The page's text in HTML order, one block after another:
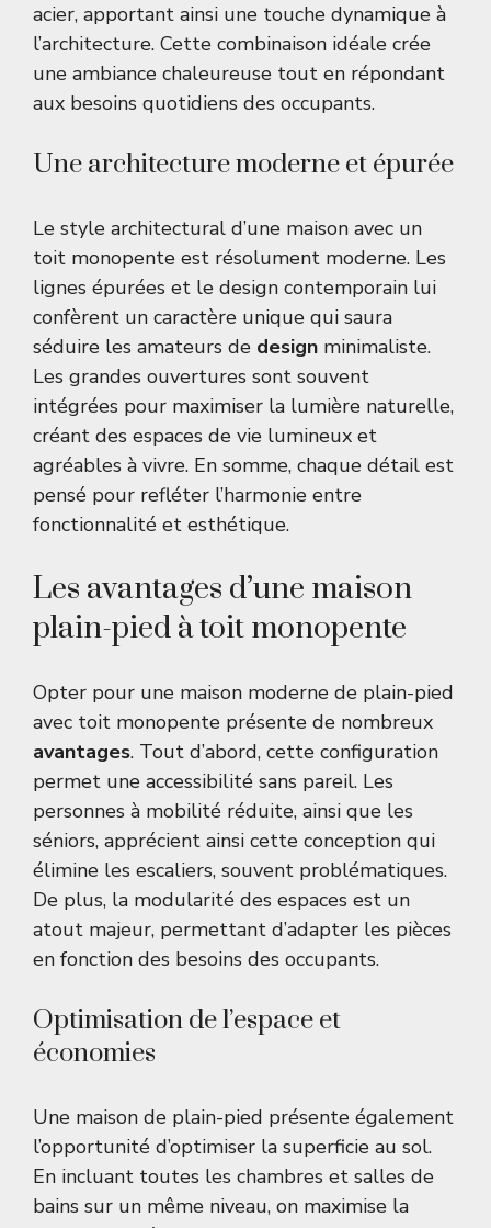
acier, apportant ainsi une touche dynamique à
l’architecture. Cette combinaison idéale crée
une ambiance chaleureuse tout en répondant
aux besoins quotidiens des occupants.
Une architecture moderne et épurée
Le style architectural d’une maison avec un
toit monopente est résolument moderne. Les
lignes épurées et le design contemporain lui
confèrent un caractère unique qui saura
séduire les amateurs de design minimaliste.
Les grandes ouvertures sont souvent
intégrées pour maximiser la lumière naturelle,
créant des espaces de vie lumineux et
agréables à vivre. En somme, chaque détail est
pensé pour refléter l’harmonie entre
fonctionnalité et esthétique.
Les avantages d’une maison
plain-pied à toit monopente
Opter pour une maison moderne de plain-pied
avec toit monopente présente de nombreux
avantages. Tout d’abord, cette configuration
permet une accessibilité sans pareil. Les
personnes à mobilité réduite, ainsi que les
séniors, apprécient ainsi cette conception qui
élimine les escaliers, souvent problématiques.
De plus, la modularité des espaces est un
atout majeur, permettant d’adapter les pièces
en fonction des besoins des occupants.
Optimisation de l’espace et
économies
Une maison de plain-pied présente également
l’opportunité d’optimiser la superficie au sol.
En incluant toutes les chambres et salles de
bains sur un même niveau, on maximise la